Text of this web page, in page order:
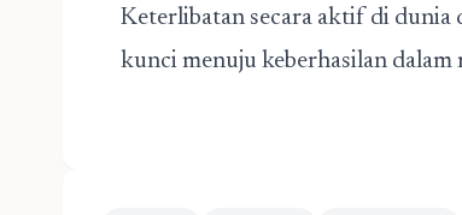
Keterlibatan secara aktif di dunia
kunci menuju keberhasilan